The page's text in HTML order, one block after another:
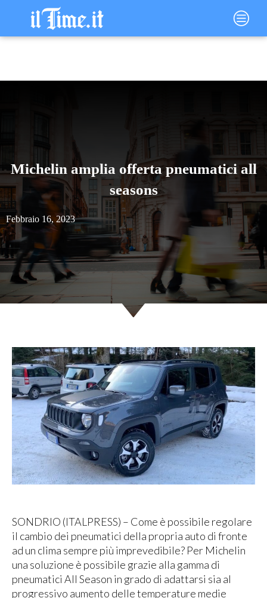
contenuto
Main
Menu
Michelin amplia offerta pneumatici all
seasons
Febbraio 16, 2023
SONDRIO (ITALPRESS) – Come è possibile regolare
il cambio dei pneumatici della propria auto di fronte
ad un clima sempre più imprevedibile? Per Michelin
una soluzione è possibile grazie alla gamma di
pneumatici All Season in grado di adattarsi sia al
progressivo aumento delle temperature medie